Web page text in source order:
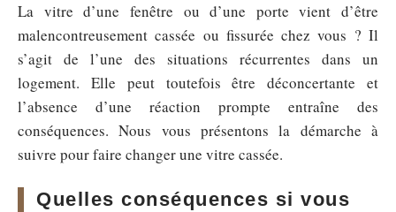
La vitre d’une fenêtre ou d’une porte vient d’être
malencontreusement cassée ou fissurée chez vous ? Il
s’agit de l’une des situations récurrentes dans un
logement. Elle peut toutefois être déconcertante et
l’absence d’une réaction prompte entraîne des
conséquences. Nous vous présentons la démarche à
suivre pour faire changer une vitre cassée.
Quelles conséquences si vous